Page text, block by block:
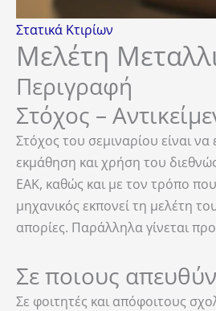
Στατικά Κτιρίων
Μελέτη
Περιγραφή
Στόχος –
Στόχος του σεμιναρίου είναι
εκμάθηση και χρήση του
EAK, καθώς και με τον τρόπο
μηχανικός εκπονεί τη μελέτη
απορίες. Παράλληλα γίνεται
Σε ποιους
Σε φοιτητές και απόφοιτους